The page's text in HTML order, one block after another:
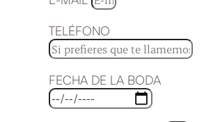
TELÉFONO
FECHA DE LA BODA